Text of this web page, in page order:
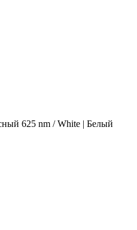
625 nm / White | Белый